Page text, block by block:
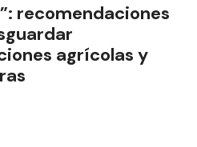
recomendaciones
agrícolas y